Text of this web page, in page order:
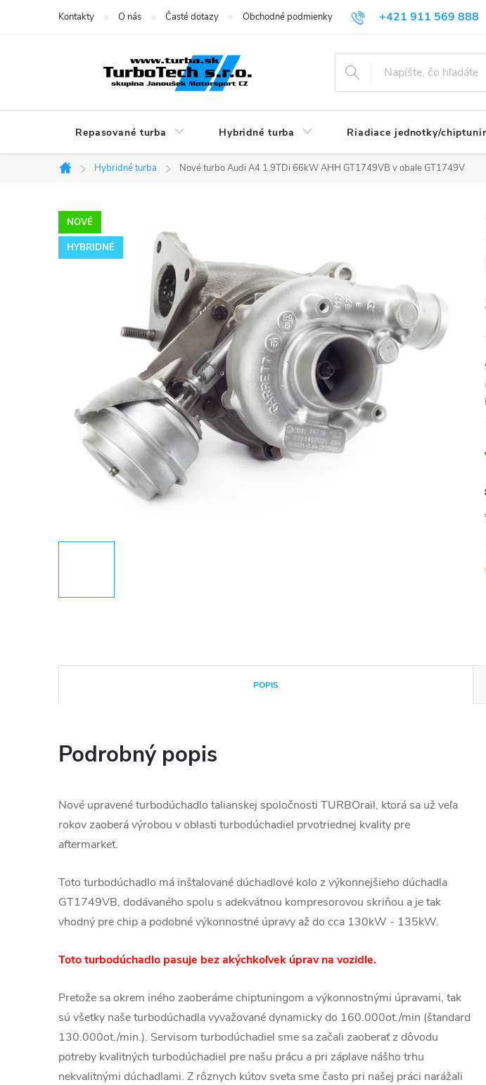
+421 911 569 888
Kontakty O nás Časté dotazy Obchodné podmienky GDPR
Repasované turba Hybridné turba Riadiace jednotky/
Domov
Hybridné turba Nové turbo Audi A4 1.9TDi 66kW AHH GT1749VB v obale GT1749V
NOVÉ
HYBRIDNÉ
POPIS
Podrobný popis
Nové upravené turbodúchadlo talianskej spoločnosti TURBOrail, ktorá sa už veľa
rokov zaoberá výrobou v oblasti turbodúchadiel prvotriednej kvality pre
aftermarket.
Toto turbodúchadlo má inštalované dúchadlové kolo z výkonnejšieho dúchadla
GT1749VB, dodávaného spolu s adekvátnou kompresorovou skriňou a je tak
vhodný pre chip a podobné výkonnostné úpravy až do cca 130kW - 135kW.
Toto turbodúchadlo pasuje bez akýchkoľvek úprav na vozidle.
Pretože sa okrem iného zaoberáme chiptuningom a výkonnostnými úpravami, tak
sú všetky naše turbodúchadla vyvažované dynamicky do 160.000ot./min (štandard
130.000ot./min.). Servisom turbodúchadiel sme sa začali zaoberať z dôvodu
potreby kvalitných turbodúchadiel pre našu prácu a pri záplave nášho trhu
nekvalitnými dúchadlami. Z rôznych kútov sveta sme často pri našej práci narážali